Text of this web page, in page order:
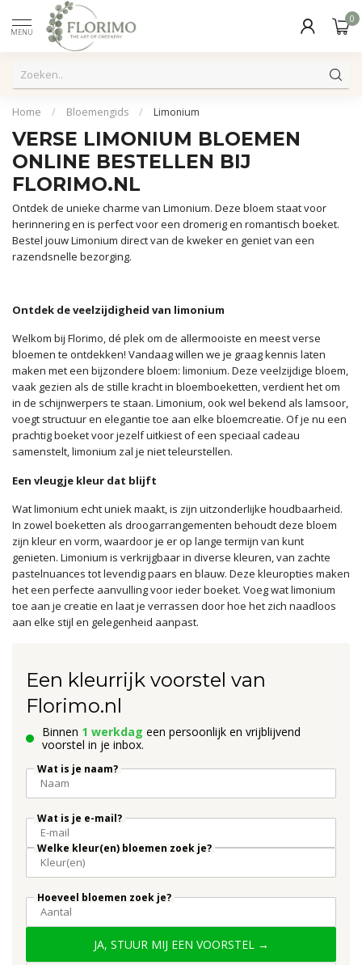
MENU
0
Home / Bloemengids / Limonium
VERSE LIMONIUM BLOEMEN
ONLINE BESTELLEN BIJ
FLORIMO.NL
Ontdek de unieke charme van Limonium. Deze bloem staat voor
herinnering en is perfect voor een dromerig en romantisch boeket.
Bestel jouw Limonium direct van de kweker en geniet van een
razendsnelle bezorging.
Ontdek de veelzijdigheid van limonium
Welkom bij Florimo, dé plek om de allermooiste en meest verse
bloemen te ontdekken! Vandaag willen we je graag kennis laten
maken met een bijzondere bloem: limonium. Deze veelzijdige bloem,
vaak gezien als de stille kracht in bloemboeketten, verdient het om
in de schijnwerpers te staan. Limonium, ook wel bekend als lamsoor,
voegt structuur en elegantie toe aan elke bloemcreatie. Of je nu een
prachtig boeket voor jezelf uitkiest of een speciaal cadeau
samenstelt, limonium zal je niet teleurstellen.
Een vleugje kleur dat blijft
Wat limonium echt uniek maakt, is zijn uitzonderlijke houdbaarheid.
In zowel boeketten als droogarrangementen behoudt deze bloem
zijn kleur en vorm, waardoor je er op lange termijn van kunt
genieten. Limonium is verkrijgbaar in diverse kleuren, van zachte
pastelnuances tot levendig paars en blauw. Deze kleuropties maken
het een perfecte aanvulling voor ieder boeket. Voeg wat limonium
toe aan je creatie en laat je verrassen door hoe het zich naadloos
aan elke stijl en gelegenheid aanpast.
Een kleurrijk voorstel van
Florimo.nl
Binnen 1 werkdag een persoonlijk en vrijblijvend
voorstel in je inbox.
Wat is je naam?
Wat is je e-mail?
Welke kleur(en) bloemen zoek je?
Hoeveel bloemen zoek je?
JA, STUUR MIJ EEN VOORSTEL →